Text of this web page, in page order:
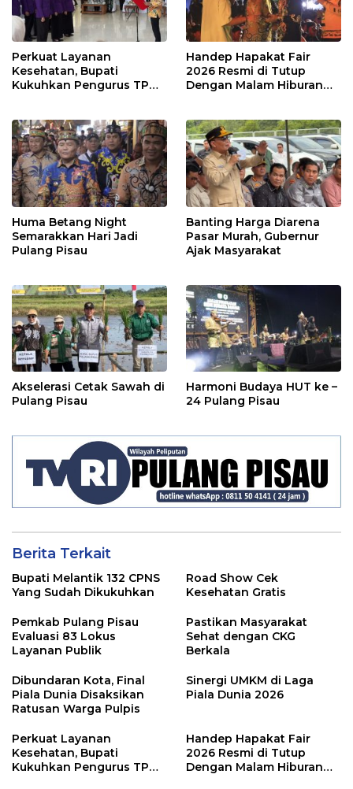
Perkuat Layanan
Kesehatan, Bupati
Kukuhkan Pengurus TP
Handep Hapakat Fair
2026 Resmi di Tutup
Dengan Malam Hiburan
Huma Betang Night
Semarakkan Hari Jadi
Pulang Pisau
Banting Harga Diarena
Pasar Murah, Gubernur
Ajak Masyarakat
Akselerasi Cetak Sawah di
Pulang Pisau
Harmoni Budaya HUT ke –
24 Pulang Pisau
Berita Terkait
Bupati Melantik 132 CPNS
Yang Sudah Dikukuhkan
Road Show Cek
Kesehatan Gratis
Pemkab Pulang Pisau
Evaluasi 83 Lokus
Layanan Publik
Pastikan Masyarakat
Sehat dengan CKG
Berkala
Dibundaran Kota, Final
Piala Dunia Disaksikan
Ratusan Warga Pulpis
Sinergi UMKM di Laga
Piala Dunia 2026
Perkuat Layanan
Kesehatan, Bupati
Kukuhkan Pengurus TP
Handep Hapakat Fair
2026 Resmi di Tutup
Dengan Malam Hiburan